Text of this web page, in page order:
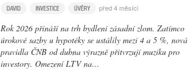
DAVID INVESTICE ÚVĚRY před 4 měsíci
Rok 2026 přináší na trh bydlení zásadní zlom. Zatímco
úrokové sazby u hypotéky se ustálily mezi 4 a 5 %, nová
pravidla ČNB od dubna výrazně přitvrzují muziku pro
investory. Omezení LTV na…